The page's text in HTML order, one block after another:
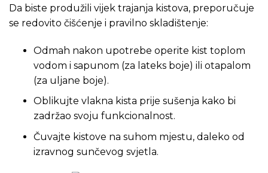
Da biste produžili vijek trajanja kistova, preporučuje
se redovito čišćenje i pravilno skladištenje:
Odmah nakon upotrebe operite kist toplom
vodom i sapunom (za lateks boje) ili otapalom
(za uljane boje).
Oblikujte vlakna kista prije sušenja kako bi
zadržao svoju funkcionalnost.
Čuvajte kistove na suhom mjestu, daleko od
izravnog sunčevog svjetla.